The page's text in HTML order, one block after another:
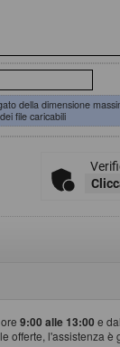
della dimensione
file caricabili
9:00 alle 13:00 e
offerte, l'assistenza è